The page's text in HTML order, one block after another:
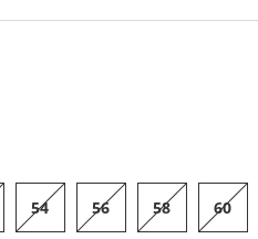
54 56 58 60